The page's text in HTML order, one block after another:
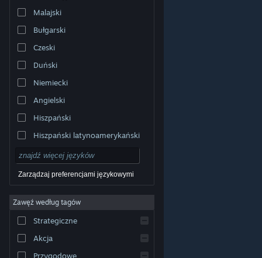
© Valve Corporation. Wszelkie prawa zastrzeżone.
właścicieli w Stanach Zjednoczonych i innych krajach.
dostępu
Umowa użytkownika Steam
pieniędzy |Ciasteczka
Malajski
Bułgarski
Czeski
Duński
Niemiecki
Angielski
Hiszpański
Hiszpański latynoamerykański
Zarządzaj preferencjami językowymi
Zawęź według tagów
Strategiczne
Akcja
Przygodowe